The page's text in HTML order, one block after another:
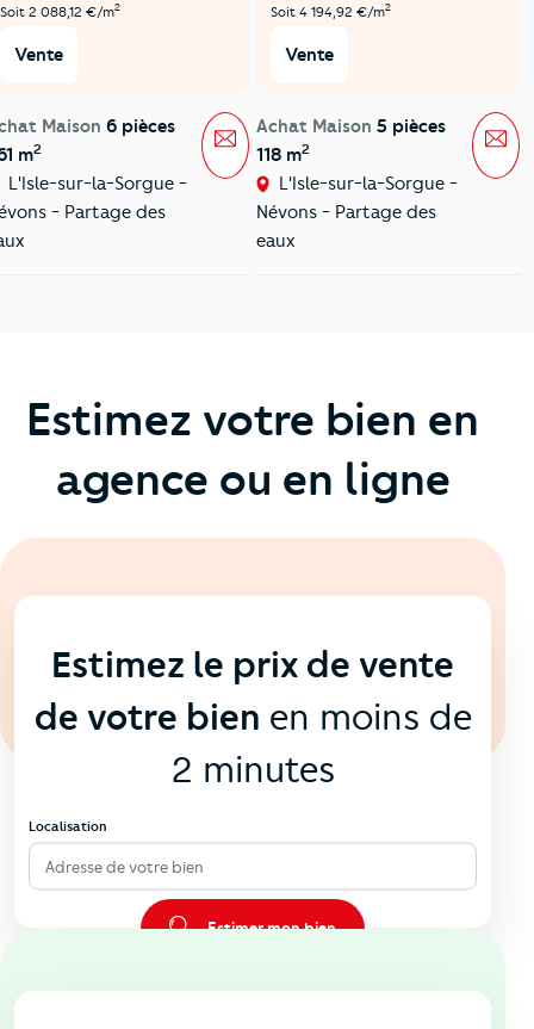
Soit 2 088,12 €/m2
Vente
Maison 6 pièces
m2
L'Isle-sur-la-Sorgue -
- Partage des
Message
Soit 4 194,92 €/m2
Vente
Achat Maison 5 pièces
118 m2
L'Isle-sur-la-Sorgue -
Névons - Partage des
eaux
Estimez votre bien en
agence ou en ligne
Estimez le prix de vente
de votre bien en moins de
2 minutes
Localisation
Adresse de votre bien
Estimer mon bien
En agence